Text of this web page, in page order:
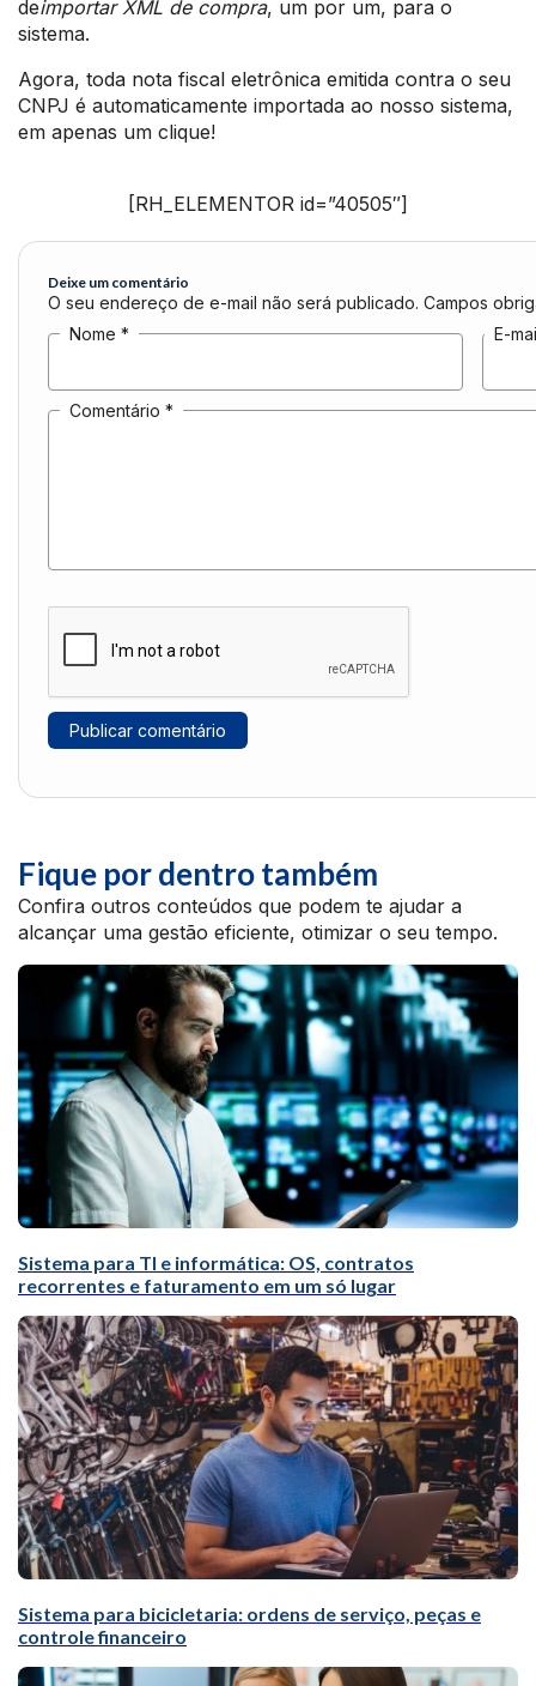
deimportar XML de compra, um por um, para o
sistema.
Agora, toda nota fiscal eletrônica emitida contra o seu
CNPJ é automaticamente importada ao nosso sistema,
em apenas um clique!
[RH_ELEMENTOR id=”40505″]
Deixe um comentário
O seu endereço de e-mail não será publicado. Campos
Nome * E-
Comentário *
Fique por dentro também
Confira outros conteúdos que podem te ajudar a
alcançar uma gestão eficiente, otimizar o seu tempo.
Sistema para TI e informática: OS, contratos
recorrentes e faturamento em um só lugar
Sistema para bicicletaria: ordens de serviço, peças e
controle financeiro